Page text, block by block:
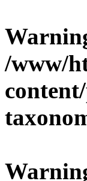
/www/